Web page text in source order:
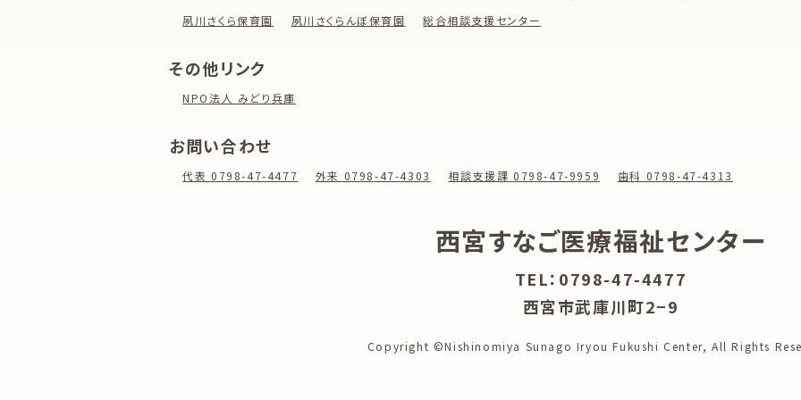
夙川さくら保育園
夙川さくらんぼ保育園 総合相談支援センター
その他リンク
NPO法人 みどり兵庫
お問い合わせ
代表 0798-47-4477 外来 0798-47-4303 相談支援課 0798-47-9959 歯科 0798-47-4313
西宮すなご医療福祉センター
TEL：0798-47-4477
西宮市武庫川町2−9
Copyright ©Nishinomiya Sunago Iryou Fukushi Center,All Rights